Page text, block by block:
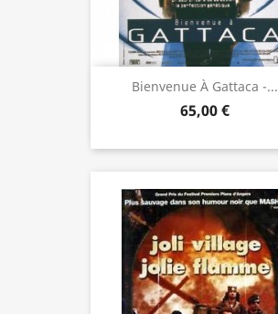
Bienvenue À Gattaca -...
65,00 €